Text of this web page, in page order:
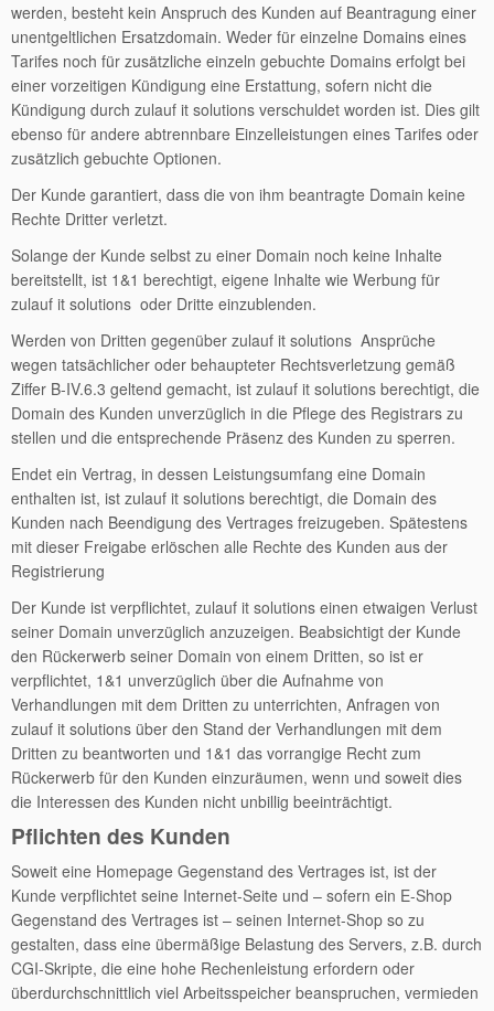
werden, besteht kein Anspruch des Kunden auf Beantragung einer
unentgeltlichen Ersatzdomain. Weder für einzelne Domains eines
Tarifes noch für zusätzliche einzeln gebuchte Domains erfolgt bei
einer vorzeitigen Kündigung eine Erstattung, sofern nicht die
Kündigung durch zulauf it solutions verschuldet worden ist. Dies gilt
ebenso für andere abtrennbare Einzelleistungen eines Tarifes oder
zusätzlich gebuchte Optionen.
Der Kunde garantiert, dass die von ihm beantragte Domain keine
Rechte Dritter verletzt.
Solange der Kunde selbst zu einer Domain noch keine Inhalte
bereitstellt, ist 1&1 berechtigt, eigene Inhalte wie Werbung für
zulauf it solutions oder Dritte einzublenden.
Werden von Dritten gegenüber zulauf it solutions Ansprüche
wegen tatsächlicher oder behaupteter Rechtsverletzung gemäß
Ziffer B-IV.6.3 geltend gemacht, ist zulauf it solutions berechtigt, die
Domain des Kunden unverzüglich in die Pflege des Registrars zu
stellen und die entsprechende Präsenz des Kunden zu sperren.
Endet ein Vertrag, in dessen Leistungsumfang eine Domain
enthalten ist, ist zulauf it solutions berechtigt, die Domain des
Kunden nach Beendigung des Vertrages freizugeben. Spätestens
mit dieser Freigabe erlöschen alle Rechte des Kunden aus der
Registrierung
Der Kunde ist verpflichtet, zulauf it solutions einen etwaigen Verlust
seiner Domain unverzüglich anzuzeigen. Beabsichtigt der Kunde
den Rückerwerb seiner Domain von einem Dritten, so ist er
verpflichtet, 1&1 unverzüglich über die Aufnahme von
Verhandlungen mit dem Dritten zu unterrichten, Anfragen von
zulauf it solutions über den Stand der Verhandlungen mit dem
Dritten zu beantworten und 1&1 das vorrangige Recht zum
Rückerwerb für den Kunden einzuräumen, wenn und soweit dies
die Interessen des Kunden nicht unbillig beeinträchtigt.
Pflichten des Kunden
Soweit eine Homepage Gegenstand des Vertrages ist, ist der
Kunde verpflichtet seine Internet-Seite und – sofern ein E-Shop
Gegenstand des Vertrages ist – seinen Internet-Shop so zu
gestalten, dass eine übermäßige Belastung des Servers, z.B. durch
CGI-Skripte, die eine hohe Rechenleistung erfordern oder
überdurchschnittlich viel Arbeitsspeicher beanspruchen, vermieden